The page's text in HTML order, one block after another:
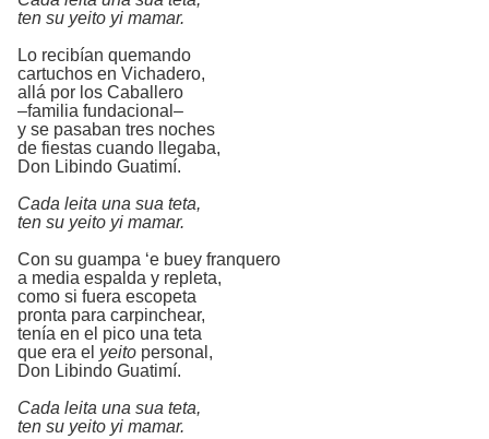
ten su yeito yi mamar.
Lo recibían quemando
cartuchos en Vichadero,
allá por los Caballero
–familia fundacional–
y se pasaban tres noches
de fiestas cuando llegaba,
Don Libindo Guatimí.
Cada leita una sua teta,
ten su yeito yi mamar.
Con su guampa ‘e buey franquero
a media espalda y repleta,
como si fuera escopeta
pronta para carpinchear,
tenía en el pico una teta
que era el yeito personal,
Don Libindo Guatimí.
Cada leita una sua teta,
ten su yeito yi mamar.